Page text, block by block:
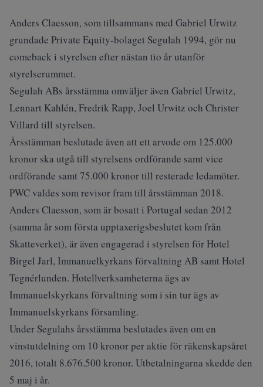
Anders Claesson, som tillsammans med Gabriel Urwitz
grundade Private Equity-bolaget Segulah 1994, gör nu
comeback i styrelsen efter nästan tio år utanför
styrelserummet.
Segulah ABs årsstämma omväljer även Gabriel Urwitz,
Lennart Kahlén, Fredrik Rapp, Joel Urwitz och Christer
Villard till styrelsen.
Årsstämman beslutade även att ett arvode om 125.000
kronor ska utgå till styrelsens ordförande samt vice
ordförande samt 75.000 kronor till resterade ledamöter.
PWC valdes som revisor fram till årsstämman 2018.
Anders Claesson, som är bosatt i Portugal sedan 2012
(samma år som första upptaxerigsbeslutet kom från
Skatteverket), är även engagerad i styrelsen för Hotel
Birgel Jarl, Immanuelkyrkans förvaltning AB samt Hotel
Tegnérlunden. Hotellverksamheterna ägs av
Immanuelskyrkans förvaltning som i sin tur ägs av
Immanuelskyrkans församling.
Under Segulahs årsstämma beslutades även om en
vinstutdelning om 10 kronor per aktie för räkenskapsåret
2016, totalt 8.676.500 kronor. Utbetalningarna skedde den
5 maj i år.